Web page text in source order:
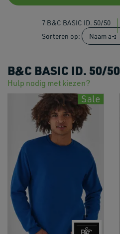
7 B&C BASIC ID. 50/50
Sorteren op:
B&C BASIC ID. 50/50
Hulp nodig met kiezen?
Sale